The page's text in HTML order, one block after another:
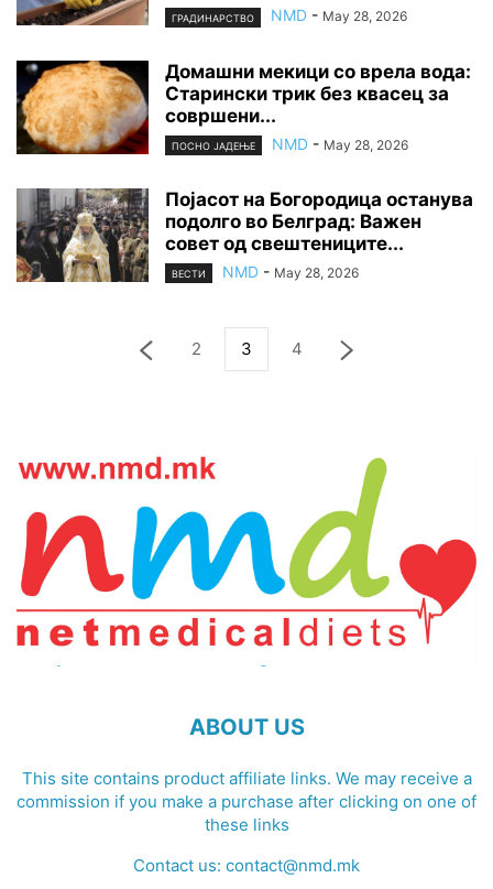
ГРАДИНАРСТВО NMD - May 28, 2026
Домашни мекици со врела вода:
Старински трик без квасец за
совршени...
ПОСНО ЈАДЕЊЕ NMD - May 28, 2026
Појасот на Богородица останува
подолго во Белград: Важен
совет од свештениците...
ВЕСТИ NMD - May 28, 2026
2 3 4
ABOUT US
This site contains product affiliate links. We may receive a
commission if you make a purchase after clicking on one of
these links
Contact us: contact@nmd.mk